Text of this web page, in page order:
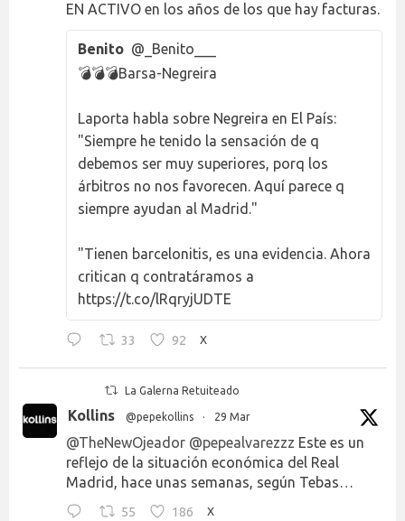
EN ACTIVO en los años de los que hay facturas.
Benito @_Benito___
💣💣💣Barsa-Negreira
Laporta habla sobre Negreira en El País:
"Siempre he tenido la sensación de q
debemos ser muy superiores, porq los
árbitros no nos favorecen. Aquí parece q
siempre ayudan al Madrid."
"Tienen barcelonitis, es una evidencia. Ahora
critican q contratáramos a
https://t.co/lRqryjUDTE
33 92 X
La Galerna Retuiteado
Kollins @pepekollins · 29 Mar
@TheNewOjeador @pepealvarezzz Este es un
reflejo de la situación económica del Real
Madrid, hace unas semanas, según Tebas…
55 186 X